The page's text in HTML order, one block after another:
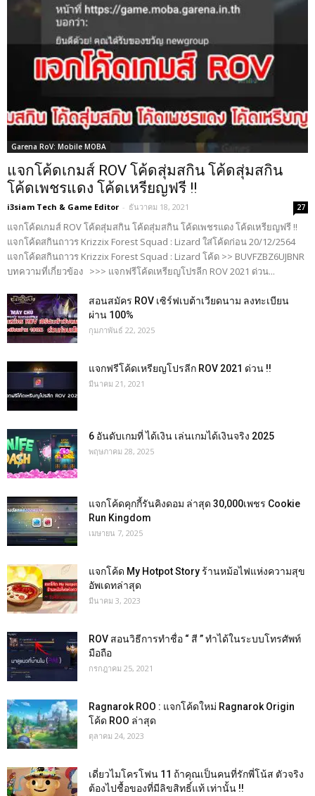
Garena RoV: Mobile MOBA
แจกโค้ดเกมส์ ROV โค้ดสุ่มสกิน โค้ดสุ่มสกิน
โค้ดเพชรแดง โค้ดเหรียญฟรี !!
i3siam Tech & Game Editor - ธันวาคม 18, 2021 27
แจกโค้ดเกมส์ ROV โค้ดสุ่มสกิน โค้ดสุ่มสกิน โค้ดเพชรแดง โค้ดเหรียญฟรี !!
แจกโค้ดสกินถาวร Krizzix Forest Squad : Lizard ใส่โค้ดก่อน 20/12/2564
แจกโค้ดสกินถาวร Krizzix Forest Squad : Lizard โค้ด >> BUVFZBZ6UJBNR
บทความที่เกี่ยวข้อง >>> แจกฟรีโค้ดเหรียญโปรลีก ROV 2021 ด่วน...
สอนสมัคร ROV เซิร์ฟเบต้าเวียดนาม ลงทะเบียน
ผ่าน 100%
กุมภาพันธ์ 22, 2025
แจกฟรีโค้ดเหรียญโปรลีก ROV 2021 ด่วน !!
มีนาคม 21, 2021
6 อันดับเกมที่ ได้เงิน เล่นเกมได้เงินจริง 2025
พฤษภาคม 28, 2025
แจกโค้ดคุกกี้รันคิงดอม ล่าสุด 30,000เพชร Cookie
Run Kingdom
เมษายน 7, 2025
แจกโค้ด My Hotpot Story ร้านหม้อไฟแห่งความสุข
อัพเดทล่าสุด
มีนาคม 3, 2023
ROV สอนวิธีการทำชื่อ “ สี ” ทำได้ในระบบโทรศัพท์
มือถือ
กรกฎาคม 25, 2021
Ragnarok ROO : แจกโค้ดใหม่ Ragnarok Origin
โค้ด ROO ล่าสุด
ตุลาคม 24, 2023
เดี่ยวไมโครโฟน 11 ถ้าคุณเป็นคนที่รักพี่โน้ส ตัวจริง
ต้องไปชื้อของที่มีลิขสิทธิ์แท้ เท่านั้น !!